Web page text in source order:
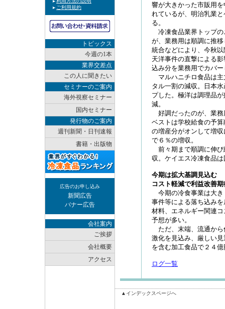
トピックス
今週の1本
業界交差点
この人に聞きたい
セミナーのご案内
海外視察セミナー
国内セミナー
発行物のご案内
週刊新聞・日刊速報
書籍・出版物
広告のお申し込み
新聞広告
バナー広告
会社案内
ご挨拶
会社概要
アクセス
響が大きかった市販用
れているが、明治乳業
る。
冷凍食品業界トップの
が、業務用は順調に推
統合などにより、今秋
天洋事件の直撃による
込み分を業務用でカバ
マルハニチロ食品は主
タル一割の減収。日本
プした。極洋は調理品
減。
好調だったのが、業務
ベストは学校給食の予
の増産分がオンして増
で６％の増収。
前々期まで順調に伸び
収。ケイエス冷凍食品
今期は拡大基調見込む
コスト軽減で利益改善期
今期の冷食事業は大き
事件等による落ち込み
材料、エネルギー関連
予想が多い。
ただ、末端、流通から
激化を見込み、厳しい
を含む加工食品で２４
ログ一覧
▲インデックスページへ